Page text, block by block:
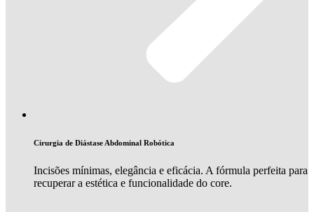
Cirurgia de Diástase Abdominal Robótica
Incisões mínimas, elegância e eficácia. A fórmula perfeita para
recuperar a estética e funcionalidade do core.